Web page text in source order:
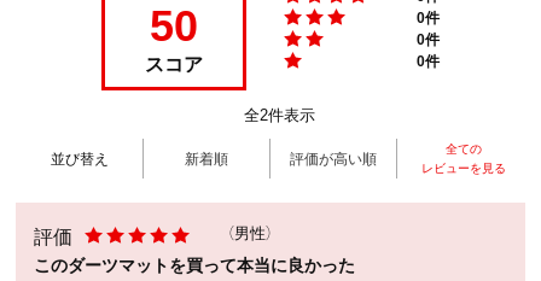
50
スコア
0件
0件
0件
全2件表示
並び替え 新着順 評価が高い順
全ての
レビューを見る
評価 （男性）
このダーツマットを買って本当に良かった